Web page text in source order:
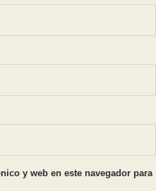
y web en este navegador para